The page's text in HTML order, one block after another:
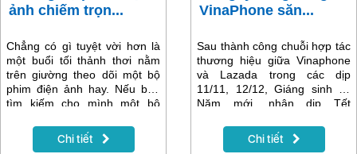
ảnh chiếm trọn...
Chẳng có gì tuyệt vời hơn là
một buổi tối thảnh thơi nằm
trên giường theo dõi một bộ
phim điện ảnh hay. Nếu bạn
tìm kiếm cho mình một bộ
sắc cho một ngày cuối tuần
vui vẻ cùng cả gia đình... hay
Chi tiết
VinaPhone săn...
Sau thành công chuỗi hợp tác
thương hiệu giữa Vinaphone
và Lazada trong các dịp
11/11, 12/12, Giáng sinh và
Năm mới, nhân dịp Tết
phối hợp để cho ra mắt các
chương trình khuyến mại siêu
Chi tiết